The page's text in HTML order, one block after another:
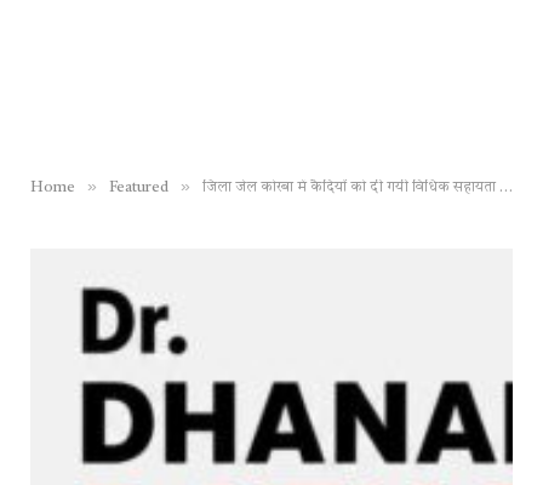
Home » Featured » जिला जेल कोरबा में कैदियों को दी गयी विधिक सहायता के संबंध में जानकारी